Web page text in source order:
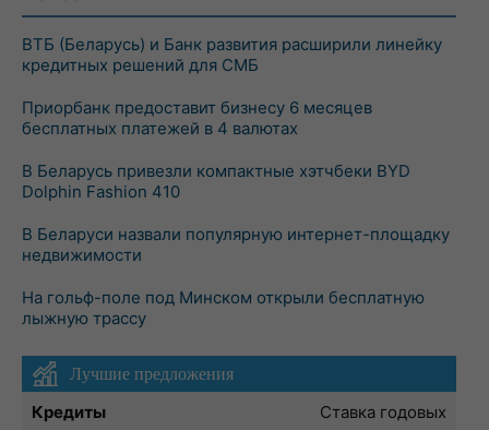
ВТБ (Беларусь) и Банк развития расширили линейку
кредитных решений для СМБ
Приорбанк предоставит бизнесу 6 месяцев
бесплатных платежей в 4 валютах
В Беларусь привезли компактные хэтчбеки BYD
Dolphin Fashion 410
В Беларуси назвали популярную интернет-площадку
недвижимости
На гольф-поле под Минском открыли бесплатную
лыжную трассу
Лучшие предложения
Кредиты
Ставка годовых